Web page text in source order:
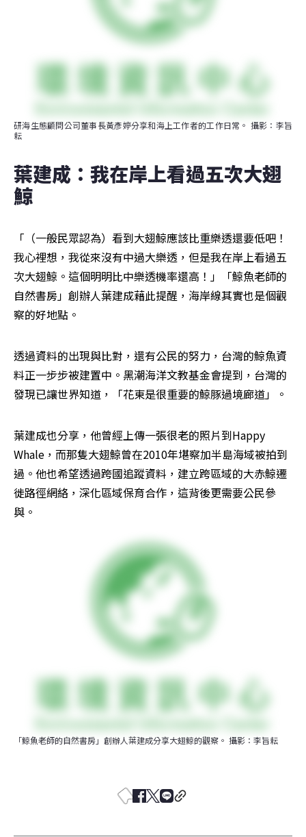
研海生態顧問公司董事長黃彥婷分享和海上工作者的工作日常。 攝影：李旨
耘
葉建成：我在岸上看過五次大翅
鯨
「（一般民眾認為）看到大翅鯨應該比重樂透還要低吧！
我心裡想，我從來沒有中過大樂透，但是我在岸上看過五
次大翅鯨。這個明明比中樂透機率還高！」「鯨魚老師的
自然書房」創辦人葉建成藉此提醒，海岸線其實也是個觀
察的好地點。
透過資料的出現與比對，還有公民的努力，台灣的鯨魚資
料正一步步被建置中。黑潮海洋文教基金會提到，台灣的
發現已讓世界知道，「花東是很重要的鯨豚過境廊道」。
葉建成也分享，他曾經上傳一張很老的照片到Happy
Whale，而那隻大翅鯨曾在2010年堪察加半島海域被拍到
過。他也希望透過跨國追蹤資料，建立跨區域的大赤鯨遷
徙路徑網絡，深化區域保育合作，這背後更需要公民參
與。
「鯨魚老師的自然書房」創辦人葉建成分享大翅鯨的觀察。 攝影：李旨耘